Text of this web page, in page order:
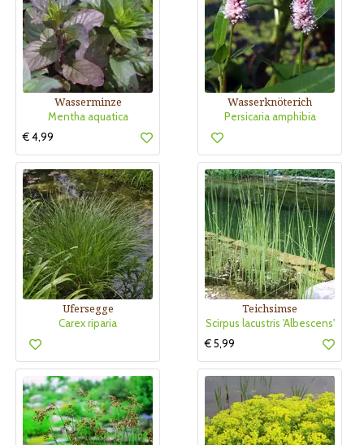
Wasserminze
Mentha aquatica
€ 4,99
Wasserknöterich
Persicaria amphibia
Ufersegge
Carex riparia
Teichsimse
Scirpus lacustris 'Albescens'
€ 5,99